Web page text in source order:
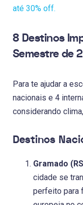
até 30% off.
8 Destinos
Semestre de
Para te ajudar a
nacionais e 4
considerando
Destinos
Gramado
cidade se
perfeito para